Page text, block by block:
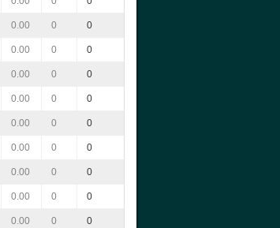
0.00 0 0
0.00 0 0
0.00 0 0
0.00 0 0
0.00 0 0
0.00 0 0
0.00 0 0
0.00 0 0
0.00 0 0